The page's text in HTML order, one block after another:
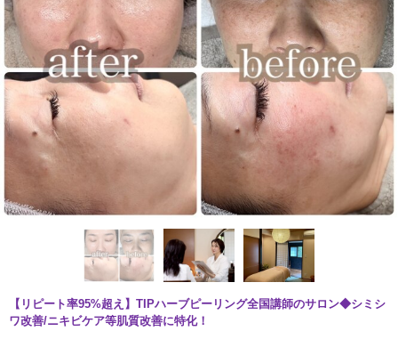
【リピート率95%超え】TIPハーブピーリング全国講師のサロン◆シミシ
ワ改善/ニキビケア等肌質改善に特化！